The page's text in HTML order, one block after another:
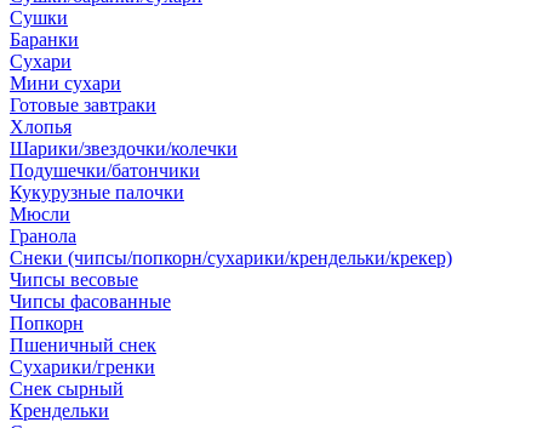
Сушки
Баранки
Сухари
Мини сухари
Готовые завтраки
Хлопья
Шарики/звездочки/колечки
Подушечки/батончики
Кукурузные палочки
Мюсли
Гранола
Снеки (чипсы/попкорн/сухарики/крендельки/крекер)
Чипсы весовые
Чипсы фасованные
Попкорн
Пшеничный снек
Сухарики/гренки
Снек сырный
Крендельки